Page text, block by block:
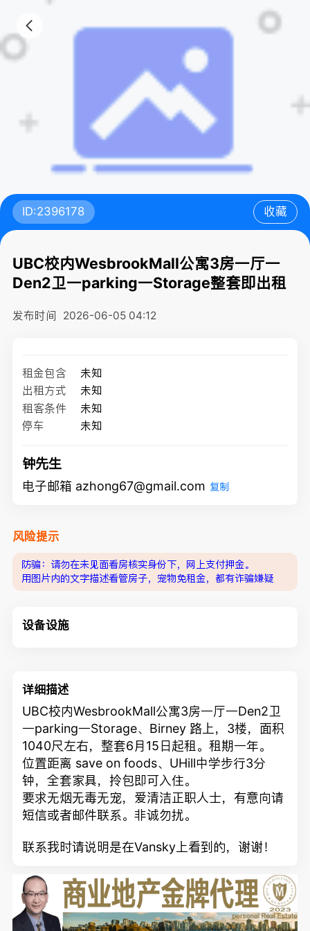
ID:2396178 收藏
UBC校内WesbrookMall公寓3房一厅一
Den2卫一parking一Storage整套即出租
发布时间 2026-06-05 04:12
租金包含
未知
出租方式
未知
租客条件
未知
停车
未知
钟先生
电子邮箱 azhong67@gmail.com 复制
风险提示
防骗：请勿在未见面看房核实身份下，网上支付押金。
用图片内的文字描述看管房子，宠物免租金，都有诈骗嫌疑
设备设施
详细描述
UBC校内WesbrookMall公寓3房一厅一Den2卫
一parking一Storage、Birney 路上，3楼，面积
1040尺左右，整套6月15日起租。租期一年。
位置距离 save on foods、 UHill中学步行3分
钟，全套家具，拎包即可入住。
要求无烟无毒无宠，爱清洁正职人士，有意向请
短信或者邮件联系。非诚勿扰。
联系我时请说明是在Vansky上看到的，谢谢！